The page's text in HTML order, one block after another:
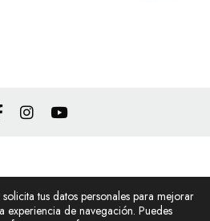
de cookies
tus datos personales para mejorar
experiencia de navegación. Puedes